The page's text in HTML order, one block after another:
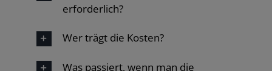
erforderlich?
Wer trägt die Kosten?
Was passiert, wenn man die